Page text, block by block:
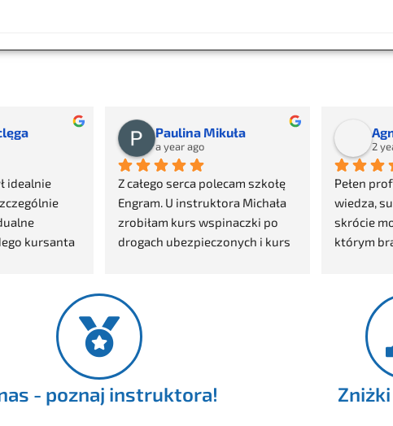
szkołę
Michała
po
i kurs
wykazał się
cierpliwości i
do
Agnieszka Binek
2 years ago
Pełen profesjonalizm, zabawa,
wiedza, super atmosfera. Tak w
skrócie można opisać kurs, w
którym brałam udział w marcu
podejście praktyczne na
najwyższym poziomie. Dużo
działań w terenie i ciekawe
wykłady codziennie wieczorem
w schronisku. Instruktor
chętnie dzielił się także swoim
2
Kurs
stopnia
Asię
Kursu
w
- poznaj instruktora!